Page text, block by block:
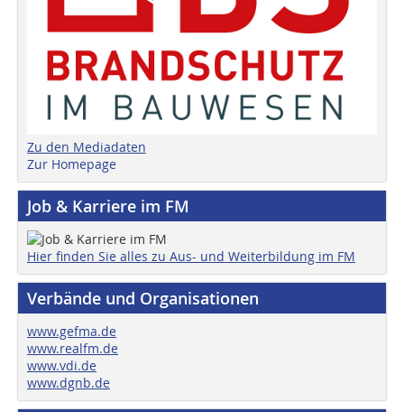
Zu den Mediadaten
Zur Homepage
Job & Karriere im FM
Hier finden Sie alles zu Aus- und Weiterbildung im FM
Verbände und Organisationen
www.gefma.de
www.realfm.de
www.vdi.de
www.dgnb.de